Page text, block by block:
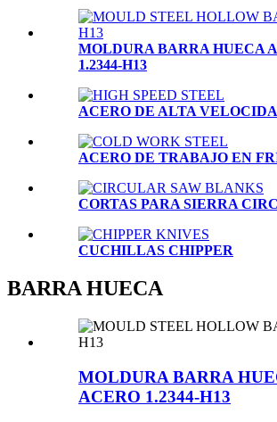
MOLDURA BARRA HUECA
1.2344-H13
ACERO DE ALTA
ACERO DE TRABAJO EN
CORTAS PARA SIERRA
CUCHILLAS CHIPPER
BARRA HUECA
MOLDURA BARRA
ACERO 1.2344-H13